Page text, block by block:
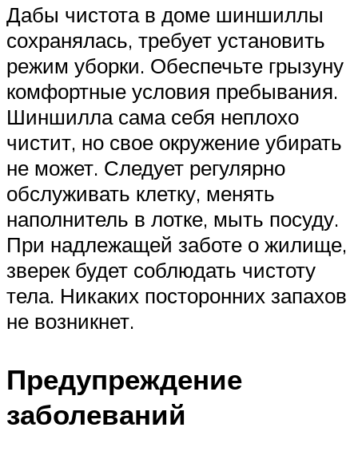
Дабы чистота в доме шиншиллы
сохранялась, требует установить
режим уборки. Обеспечьте грызуну
комфортные условия пребывания.
Шиншилла сама себя неплохо
чистит, но свое окружение убирать
не может. Следует регулярно
обслуживать клетку, менять
наполнитель в лотке, мыть посуду.
При надлежащей заботе о жилище,
зверек будет соблюдать чистоту
тела. Никаких посторонних запахов
не возникнет.
Предупреждение
заболеваний